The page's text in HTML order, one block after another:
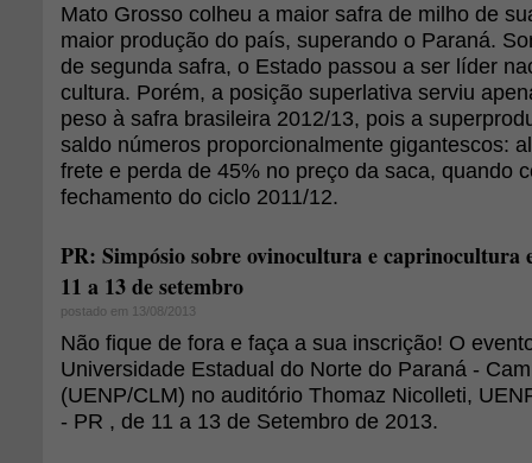
Mato Grosso colheu a maior safra de milho de
maior produção do país, superando o Paraná.
de segunda safra, o Estado passou a ser líder
cultura. Porém, a posição superlativa serviu
peso à safra brasileira 2012/13, pois a
saldo números proporcionalmente gigantescos:
frete e perda de 45% no preço da saca, quando
fechamento do ciclo 2011/12.
PR: Simpósio sobre ovinocultura e caprinocultura
11 a 13 de setembro
postado em 13/08/2013
Não fique de fora e faça a sua inscrição! O
Universidade Estadual do Norte do Paraná -
(UENP/CLM) no auditório Thomaz Nicolleti,
- PR , de 11 a 13 de Setembro de 2013.